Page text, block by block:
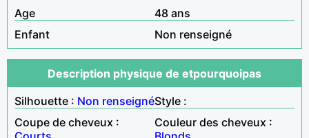
Age
48 ans
Enfant
Non renseigné
Description physique de etpourquoipas
Silhouette : Non renseignéStyle :
Coupe de cheveux :
Couleur des cheveux :